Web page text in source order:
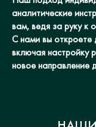
аналитические
вам, ведя за руку к
С нами вы откроете
включая настройку
новое направление